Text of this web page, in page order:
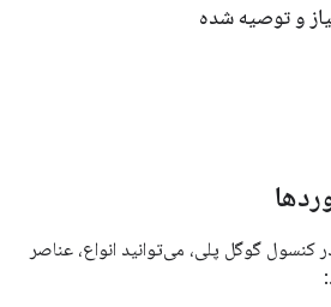
و توصیه شده
کنسول گوگل پلی، می‌توانید انواع، عناصر